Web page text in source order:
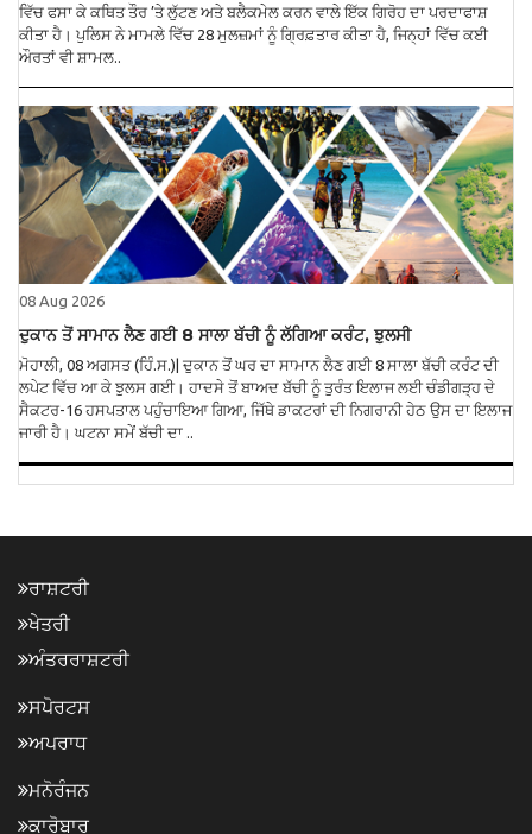
ਵਿੱਚ ਫਸਾ ਕੇ ਕਥਿਤ ਤੌਰ ’ਤੇ ਲੁੱਟਣ ਅਤੇ ਬਲੈਕਮੇਲ ਕਰਨ ਵਾਲੇ ਇੱਕ ਗਿਰੋਹ ਦਾ ਪਰਦਾਫਾਸ਼
ਕੀਤਾ ਹੈ। ਪੁਲਿਸ ਨੇ ਮਾਮਲੇ ਵਿੱਚ 28 ਮੁਲਜ਼ਮਾਂ ਨੂੰ ਗ੍ਰਿਫ਼ਤਾਰ ਕੀਤਾ ਹੈ, ਜਿਨ੍ਹਾਂ ਵਿੱਚ ਕਈ
ਔਰਤਾਂ ਵੀ ਸ਼ਾਮਲ..
08 Aug 2026
ਦੁਕਾਨ ਤੋਂ ਸਾਮਾਨ ਲੈਣ ਗਈ 8 ਸਾਲਾ ਬੱਚੀ ਨੂੰ ਲੱਗਿਆ ਕਰੰਟ, ਝੁਲਸੀ
ਮੋਹਾਲੀ, 08 ਅਗਸਤ (ਹਿੰ.ਸ.)| ਦੁਕਾਨ ਤੋਂ ਘਰ ਦਾ ਸਾਮਾਨ ਲੈਣ ਗਈ 8 ਸਾਲਾ ਬੱਚੀ ਕਰੰਟ ਦੀ
ਲਪੇਟ ਵਿੱਚ ਆ ਕੇ ਝੁਲਸ ਗਈ। ਹਾਦਸੇ ਤੋਂ ਬਾਅਦ ਬੱਚੀ ਨੂੰ ਤੁਰੰਤ ਇਲਾਜ ਲਈ ਚੰਡੀਗੜ੍ਹ ਦੇ
ਸੈਕਟਰ-16 ਹਸਪਤਾਲ ਪਹੁੰਚਾਇਆ ਗਿਆ, ਜਿੱਥੇ ਡਾਕਟਰਾਂ ਦੀ ਨਿਗਰਾਨੀ ਹੇਠ ਉਸ ਦਾ ਇਲਾਜ
ਜਾਰੀ ਹੈ। ਘਟਨਾ ਸਮੇਂ ਬੱਚੀ ਦਾ ..
ਰਾਸ਼ਟਰੀ
ਖੇਤਰੀ
ਅੰਤਰਰਾਸ਼ਟਰੀ
ਸਪੋਰਟਸ
ਅਪਰਾਧ
ਮਨੋਰੰਜਨ
ਕਾਰੋਬਾਰ